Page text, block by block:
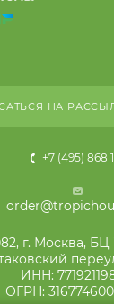
НА
+7 (495) 868
г. Москва,
ИНН:
ОГРН: